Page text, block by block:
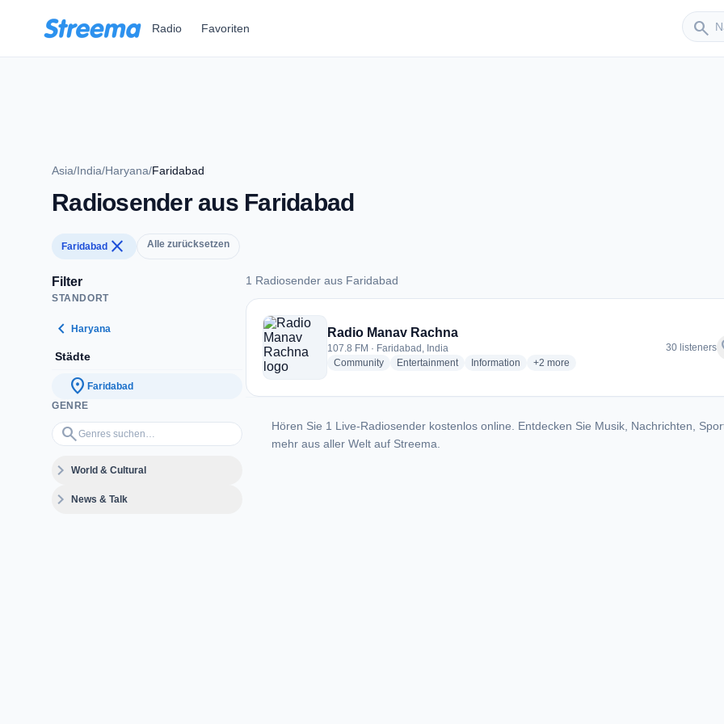
Radio Favoriten search
Sender
Asia/India/Haryana/Faridabad
Radiosender aus Faridabad
Faridabad close Alle zurücksetzen
Filter
STANDORT
chevron_left Haryana
Städte
location_on Faridabad
GENRE
search
Genres suchen…
expand_moreWorld & Cultural
expand_moreNews & Talk
1 Radiosender aus Faridabad
1 Radiosender aus Faridabad
Radio Manav Rachna
107.8 FM · Faridabad, India
Communityradio stations
Entertainmentradio stations
Information radio stations
+2 more genres for Radio Manav Rachna
more
30 listeners
Hören Sie 1 Live-Radiosender kostenlos online. Entdecken Sie Musik, Nachrichten,
mehr aus aller Welt auf Streema.